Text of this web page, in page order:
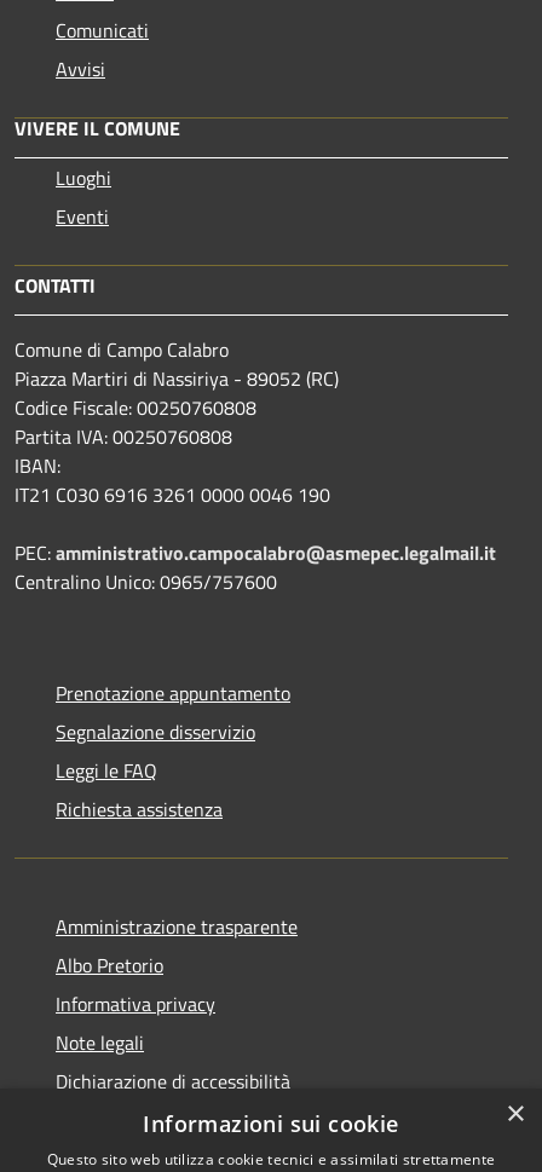
Comunicati
Avvisi
VIVERE IL COMUNE
Luoghi
Eventi
CONTATTI
Comune di Campo Calabro
Piazza Martiri di Nassiriya - 89052 (RC)
Codice Fiscale: 00250760808
Partita IVA: 00250760808
IBAN:
IT21 C030 6916 3261 0000 0046 190
PEC:amministrativo.campocalabro@asmepec.legalmail.it
Centralino Unico: 0965/757600
Prenotazione appuntamento
Segnalazione disservizio
Leggi le FAQ
Richiesta assistenza
Amministrazione trasparente
Albo Pretorio
Informativa privacy
Note legali
Dichiarazione di accessibilità
×
Informazioni sui cookie
Questo sito web utilizza cookie tecnici e assimilati strettamente